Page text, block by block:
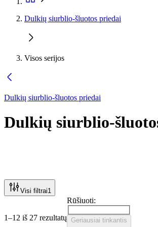
Dulkių siurblio-šluotos priedai
Visos serijos
Dulkių siurblio-šluotos priedai
Dulkių siurblio-
Visi filtrai1
1–12 iš 27 rezultatų
Rūšiuoti:
Geriausiai tinkantis